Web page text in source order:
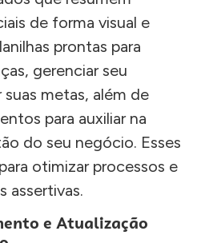
de forma visual e
prontas para
gerenciar seu
metas, além de
para auxiliar na
do seu negócio. Esses
otimizar processos e
assertivas.
e Atualização